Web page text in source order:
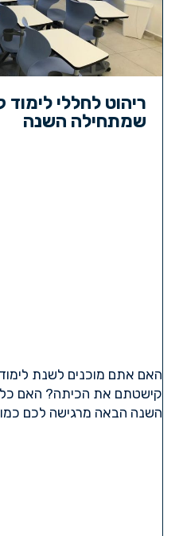
ריהוט לחללי לימוד
שמתחילה השנה
האם אתם מוכנים לשנת
קישטתם את הכיתה? האם כל
השנה הבאה מרגישה לכם